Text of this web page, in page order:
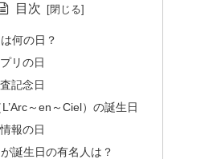
目次
何の日？
リの日
記念日
～en～Ciel）の誕生日
報の日
誕生日の有名人は？